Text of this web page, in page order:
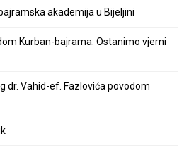
akademija u Bijeljini
Kurban-bajrama: Ostanimo vjerni
dr. Vahid-ef. Fazlovića povodom